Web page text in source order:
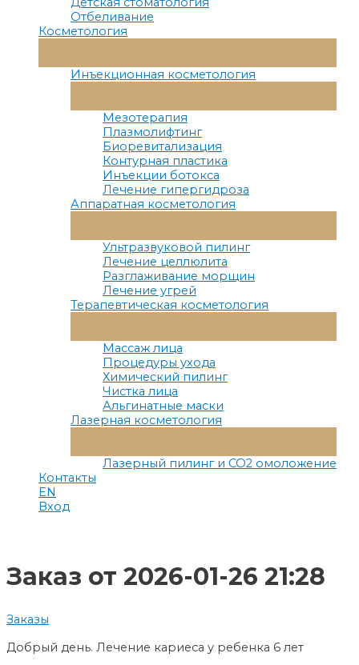
Отбеливание
Косметология
Меню
Инъекционная косметология
Меню
Мезотерапия
Плазмолифтинг
Биоревитализация
Контурная пластика
Инъекции ботокса
Лечение гипергидроза
Аппаратная косметология
Меню
Ультразвуковой пилинг
Лечение целлюлита
Разглаживание морщин
Лечение угрей
Терапевтическая косметология
Меню
Массаж лица
Процедуры ухода
Химический пилинг
Чистка лица
Альгинатные маски
Лазерная косметология
Меню
Лазерный пилинг и СО2 омоложение
Контакты
EN
Вход
Заказ от 2026-01-26 21:28
Заказы
Добрый день. Лечение кариеса у ребенка 6 лет